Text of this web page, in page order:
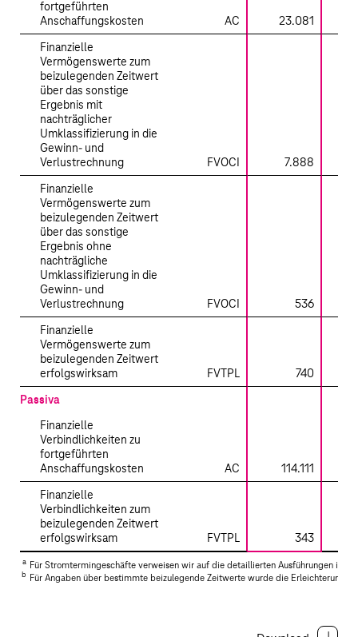
fortgeführten
Anschaffungskosten
AC 23.081
Finanzielle
Vermögenswerte zum
beizulegenden Zeitwert
über das sonstige
Ergebnis mit
nachträglicher
Umklassifizierung in die
Gewinn- und
Verlustrechnung
FVOCI 7.888
Finanzielle
Vermögenswerte zum
beizulegenden Zeitwert
über das sonstige
Ergebnis ohne
nachträgliche
Umklassifizierung in die
Gewinn- und
Verlustrechnung
FVOCI 536
Finanzielle
Vermögenswerte zum
beizulegenden Zeitwert
erfolgswirksam
FVTPL 740
Passiva
Finanzielle
Verbindlichkeiten zu
fortgeführten
Anschaffungskosten
AC 114.111
Finanzielle
Verbindlichkeiten zum
beizulegenden Zeitwert
erfolgswirksam
FVTPL 343
a Für Stromtermingeschäfte verweisen wir auf die detaillierten Ausführungen im
b Für Angaben über bestimmte beizulegende Zeitwerte wurde die